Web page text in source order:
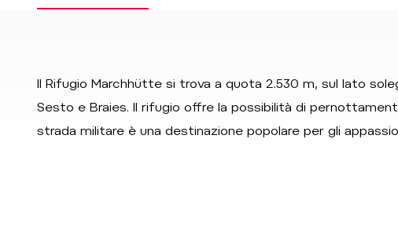
Il Rifugio Marchhütte si trova a quota 2.530 m, sul lato
Sesto e Braies. Il rifugio offre la possibilità di
strada militare è una destinazione popolare per gli